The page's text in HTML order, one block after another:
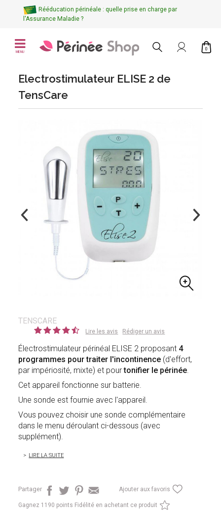
Rééducation périnéale : quelle prise en charge par
l'Assurance Maladie ?
MENU
0
Electrostimulateur ELISE 2 de
TensCare
TENSCARE
Lire les avis Rédiger un avis
Électrostimulateur périnéal ELISE 2 proposant 4
programmes pour traiter l'incontinence (d'effort,
par impériosité, mixte) et pourtonifier le périnée
Cet appareil fonctionne sur batterie.
Une sonde est fournie avec l'appareil.
Vous pouvez choisir une sonde complémentaire
dans le menu déroulant ci-dessous (avec
supplément).
LIRE LA SUITE
Partager Ajouter aux favoris
Gagnez 1190 points Fidélité en achetant ce produit